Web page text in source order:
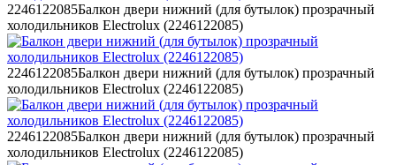
2246122085Балкон двери нижний (для бутылок) прозрачный
холодильников Electrolux (2246122085)
2246122085Балкон двери нижний (для бутылок) прозрачный
холодильников Electrolux (2246122085)
2246122085Балкон двери нижний (для бутылок) прозрачный
холодильников Electrolux (2246122085)